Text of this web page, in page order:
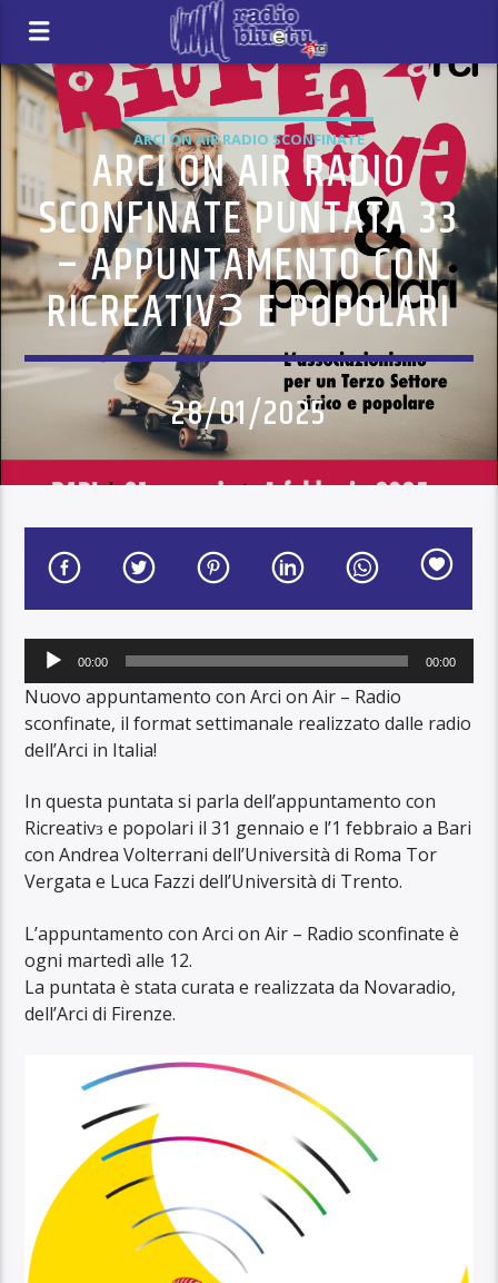
ARCI ON AIR RADIO SCONFINATE
ARCI ON AIR RADIO
SCONFINATE PUNTATA 33
– APPUNTAMENTO CON
RICREATIVꞫ E POPOLARI
28/01/2025
Audio
Player
00:00 00:00
Nuovo appuntamento con Arci on Air – Radio
sconfinate, il format settimanale realizzato dalle radio
dell’Arci in Italia!
In questa puntata si parla dell’appuntamento con
Ricreativɜ e popolari il 31 gennaio e l’1 febbraio a Bari
con Andrea Volterrani dell’Università di Roma Tor
Vergata e Luca Fazzi dell’Università di Trento.
L’appuntamento con Arci on Air – Radio sconfinate è
ogni martedì alle 12.
La puntata è stata curata e realizzata da Novaradio,
dell’Arci di Firenze.